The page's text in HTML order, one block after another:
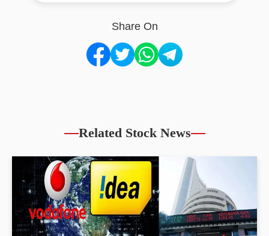
Share On
Related Stock News